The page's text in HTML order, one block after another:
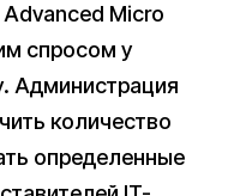
Advanced Micro
спросом у
Администрация
количество
определенные